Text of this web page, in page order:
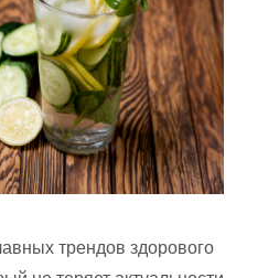
трендов здорового